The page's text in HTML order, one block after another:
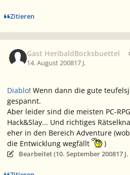
Zitieren
Gast HeribaldBocksbuettel
14. August 200817 J.
Diablo! Wenn dann die gute
gespannt.
Aber leider sind die meisten PC-
Hack&Slay... Und richtiges
eher in den Bereich Adventure
die Entwicklung wegfällt
)
Bearbeitet (10. September 200817 J.